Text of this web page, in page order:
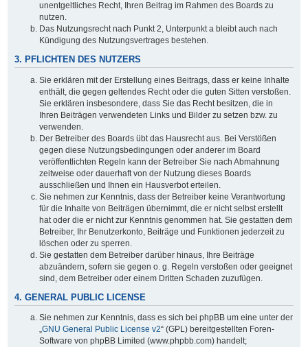
unentgeltliches Recht, Ihren Beitrag im Rahmen des Boards zu
nutzen.
Das Nutzungsrecht nach Punkt 2, Unterpunkt a bleibt auch nach
Kündigung des Nutzungsvertrages bestehen.
3. PFLICHTEN DES NUTZERS
Sie erklären mit der Erstellung eines Beitrags, dass er keine Inhalte
enthält, die gegen geltendes Recht oder die guten Sitten verstoßen.
Sie erklären insbesondere, dass Sie das Recht besitzen, die in
Ihren Beiträgen verwendeten Links und Bilder zu setzen bzw. zu
verwenden.
Der Betreiber des Boards übt das Hausrecht aus. Bei Verstößen
gegen diese Nutzungsbedingungen oder anderer im Board
veröffentlichten Regeln kann der Betreiber Sie nach Abmahnung
zeitweise oder dauerhaft von der Nutzung dieses Boards
ausschließen und Ihnen ein Hausverbot erteilen.
Sie nehmen zur Kenntnis, dass der Betreiber keine Verantwortung
für die Inhalte von Beiträgen übernimmt, die er nicht selbst erstellt
hat oder die er nicht zur Kenntnis genommen hat. Sie gestatten dem
Betreiber, Ihr Benutzerkonto, Beiträge und Funktionen jederzeit zu
löschen oder zu sperren.
Sie gestatten dem Betreiber darüber hinaus, Ihre Beiträge
abzuändern, sofern sie gegen o. g. Regeln verstoßen oder geeignet
sind, dem Betreiber oder einem Dritten Schaden zuzufügen.
4. GENERAL PUBLIC LICENSE
Sie nehmen zur Kenntnis, dass es sich bei phpBB um eine unter der
„GNU General Public License v2“ (GPL) bereitgestellten Foren-
Software von phpBB Limited (www.phpbb.com) handelt;